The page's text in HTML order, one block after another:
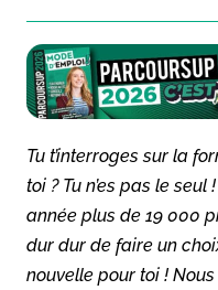
Tu t’interroges sur la
toi ? Tu n’es pas le
année plus de 19 000
dur dur de faire un
nouvelle pour toi !